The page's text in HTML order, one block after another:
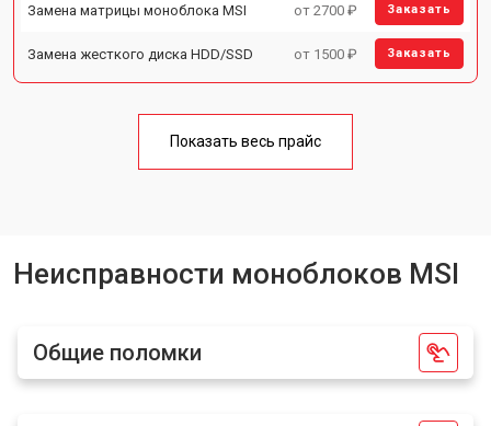
Замена матрицы моноблока MSI от 2700 ₽ Заказать
Замена жесткого диска HDD/SSD от 1500 ₽ Заказать
Показать весь прайс
Неисправности моноблоков MSI
Общие поломки